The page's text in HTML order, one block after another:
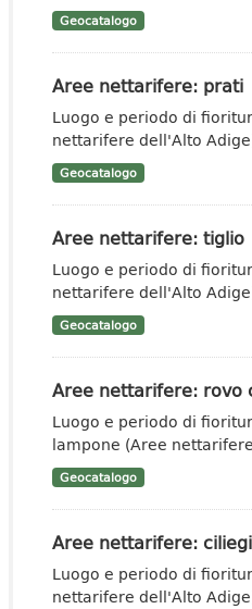
Geocatalogo
Aree nettarifere: prati
Luogo e periodo di
nettarifere dell'Alto
Geocatalogo
Aree nettarifere: tiglio
Luogo e periodo di
nettarifere dell'Alto
Geocatalogo
Aree nettarifere: rovo
Luogo e periodo di
lampone (Aree
Geocatalogo
Aree nettarifere: ciliegi
Luogo e periodo di
nettarifere dell'Alto